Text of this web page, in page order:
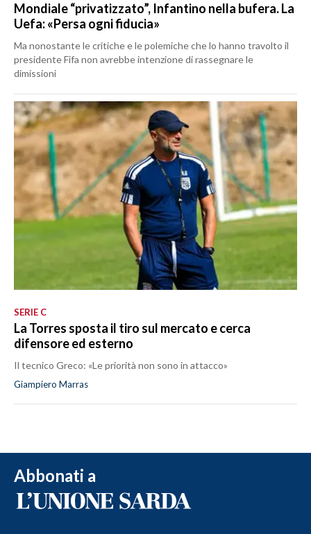
Mondiale “privatizzato”, Infantino nella bufera. La
Uefa: «Persa ogni fiducia»
Ma nonostante le critiche e le polemiche che lo hanno travolto il
presidente Fifa non avrebbe intenzione di rassegnare le
dimissioni
SERIE C
La Torres sposta il tiro sul mercato e cerca
difensore ed esterno
Il tecnico Greco: «Le priorità non sono in attacco»
Giampiero Marras
Abbonati a